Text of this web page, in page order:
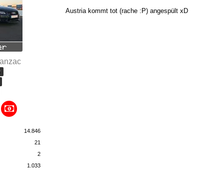
14.846
21
2
1.033
Austria kommt tot (rache :P) angespült xD